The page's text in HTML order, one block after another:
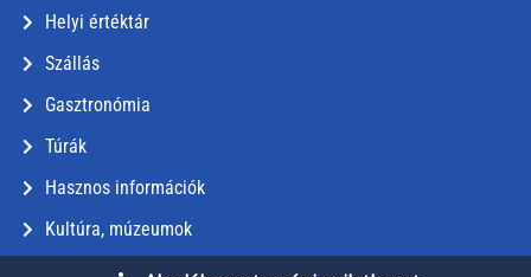
Helyi értéktár
Szállás
Gasztronómia
Túrák
Hasznos információk
Kultúra, múzeumok